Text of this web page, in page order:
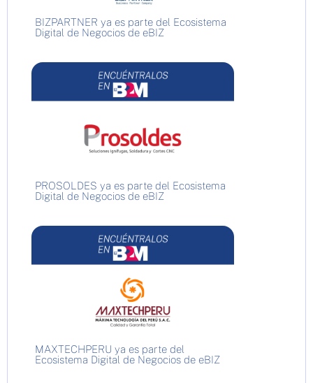
BIZPARTNER ya es parte del Ecosistema
Digital de Negocios de eBIZ
PROSOLDES ya es parte del Ecosistema
Digital de Negocios de eBIZ
MAXTECHPERU ya es parte del
Ecosistema Digital de Negocios de eBIZ